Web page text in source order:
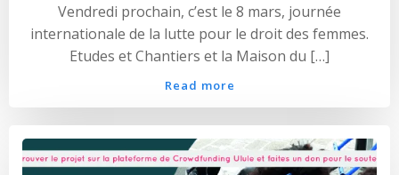
Vendredi prochain, c’est le 8 mars, journée
internationale de la lutte pour le droit des femmes.
Etudes et Chantiers et la Maison du […]
Read more